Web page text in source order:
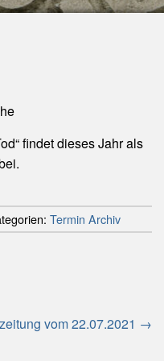
findet dieses Jahr als
Termin Archiv
vom 22.07.2021 →